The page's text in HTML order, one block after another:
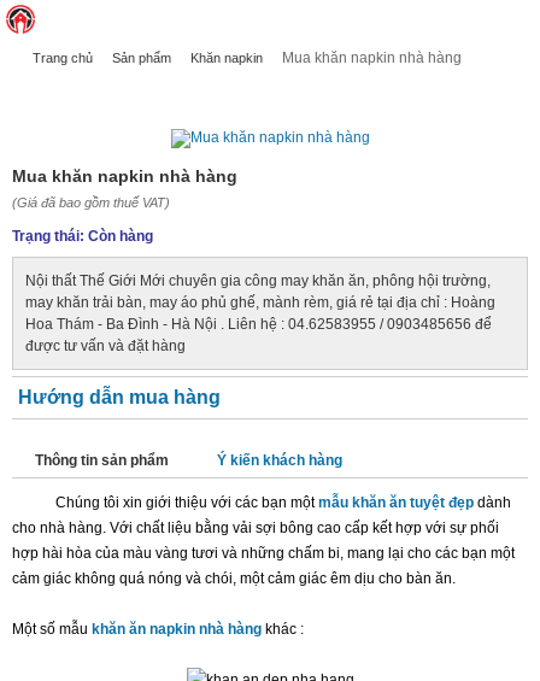
Trang chủ Sản phẩm Khăn napkin Mua khăn napkin nhà hàng
Mua khăn napkin nhà hàng
(Giá đã bao gồm thuế VAT)
Trạng thái: Còn hàng
Nội thất Thế Giới Mới chuyên gia công may khăn ăn, phông hội trường,
may khăn trải bàn, may áo phủ ghế, mành rèm, giá rẻ tại địa chỉ : Hoàng
Hoa Thám - Ba Đình - Hà Nội . Liên hệ : 04.62583955 / 0903485656 để
được tư vấn và đặt hàng
Hướng dẫn mua hàng
Thông tin sản phẩm Ý kiến khách hàng
Chúng tôi xin giới thiệu với các bạn mộtmẫu khăn ăn tuyệt đẹp dành
cho nhà hàng. Với chất liệu bằng vải sợi bông cao cấp kết hợp với sự phối
hợp hài hòa của màu vàng tươi và những chấm bi, mang lại cho các bạn một
cảm giác không quá nóng và chói, một cảm giác êm dịu cho bàn ăn.
Một số mẫu khăn ăn napkin nhà hàng khác :